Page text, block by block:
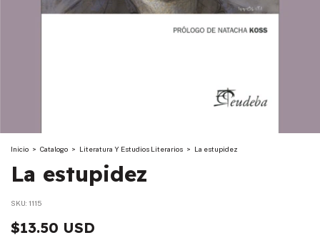
Inicio > Catalogo > Literatura Y Estudios Literarios > La estupidez
La estupidez
SKU: 1115
$13.50 USD